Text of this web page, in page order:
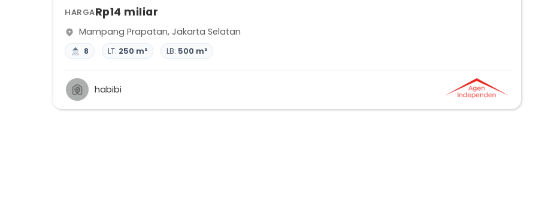
HARGARp14 miliar
Mampang Prapatan, Jakarta Selatan
8 LT: 250 m² LB: 500 m²
habibi